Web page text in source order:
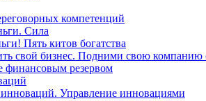
компетенций
Сила
Пять китов богатства
свой бизнес. Подними свою компанию
финансовым резервом
Управление инновациями